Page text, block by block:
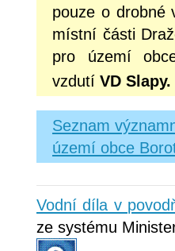
pouze o drobné
místní části
pro území
vzdutí VD Slapy.
Seznam
území obce
Vodní díla v
ze systému